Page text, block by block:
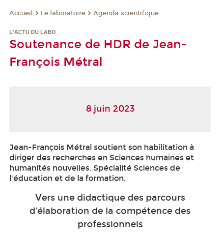
Accueil Le laboratoire Agenda scientifique
L'ACTU DU LABO
Soutenance de HDR de Jean-
François Métral
8 juin 2023
Jean-François Métral soutient son habilitation à
diriger des recherches en Sciences humaines et
humanités nouvelles. Spécialité Sciences de
l'éducation et de la formation.
Vers une didactique des parcours
d’élaboration de la compétence des
professionnels